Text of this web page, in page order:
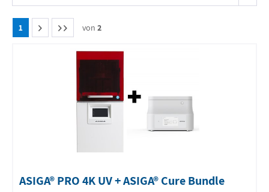
1 von 2
ASIGA® PRO 4K UV + ASIGA® Cure Bundle